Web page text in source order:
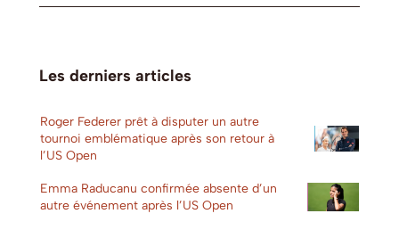
Les derniers articles
Roger Federer prêt à disputer un autre
tournoi emblématique après son retour à
l’US Open
Emma Raducanu confirmée absente d’un
autre événement après l’US Open